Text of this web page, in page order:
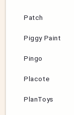
Patch
Piggy Paint
Pingo
Placote
PlanToys